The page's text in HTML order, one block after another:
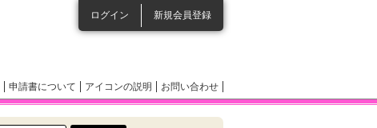
ログイン 新規会員登録
申請書について アイコンの説明 お問い合わせ